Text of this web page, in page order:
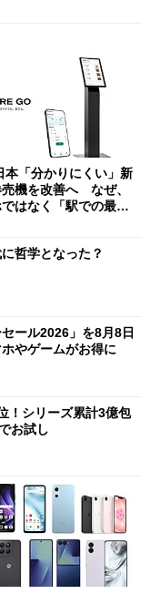
本「分かりにくい」新
機を改善へ なぜ、
ではなく「駅での最短
哲学となった？
ール2026」を8月8日
やゲームがお得に
！シリーズ累計3億包
お試し